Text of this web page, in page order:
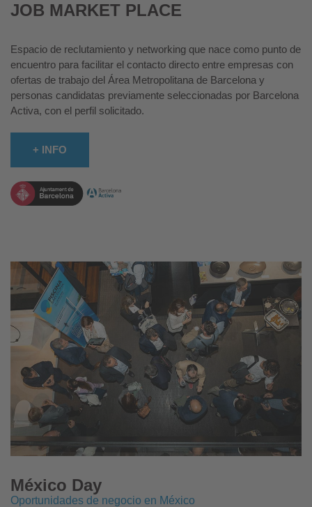
JOB MARKET PLACE
Espacio de reclutamiento y networking que nace como punto de
encuentro para facilitar el contacto directo entre empresas con
ofertas de trabajo del Área Metropolitana de Barcelona y
personas candidatas previamente seleccionadas por Barcelona
Activa, con el perfil solicitado.
+ INFO
México Day
Oportunidades de negocio en México